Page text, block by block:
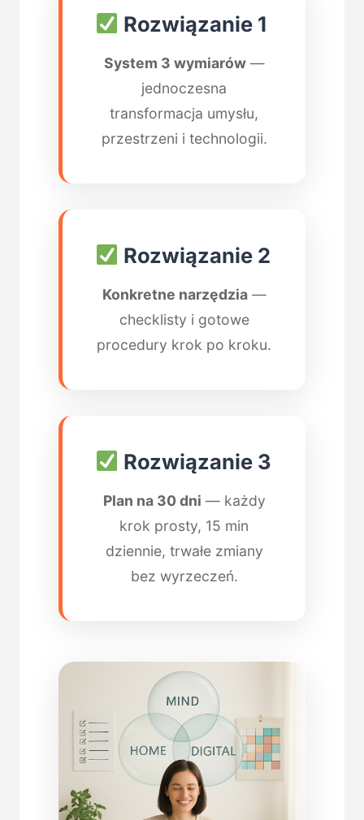
Rozwiązanie 1
System 3 wymiarów—
jednoczesna
transformacja umysłu,
przestrzeni i technologii.
Rozwiązanie 2
Konkretne narzędzia—
checklisty i gotowe
procedury krok po kroku.
Rozwiązanie 3
Plan na 30 dni — każdy
krok prosty, 15 min
dziennie, trwałe zmiany
bez wyrzeczeń.